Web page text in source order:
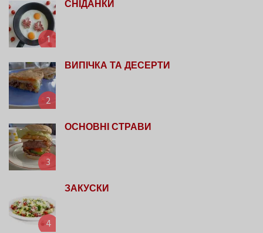
1
СНІДАНКИ
2
ВИПІЧКА ТА ДЕСЕРТИ
3
ОСНОВНІ СТРАВИ
4
ЗАКУСКИ